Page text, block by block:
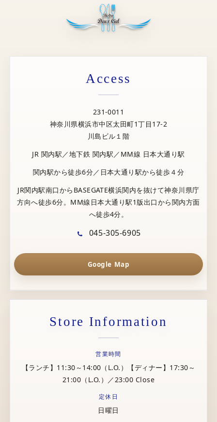
Access
231-0011
神奈川県横浜市中区太田町1丁目17-2
川島ビル１階
JR 関内駅／地下鉄 関内駅／MM線 日本大通り駅
関内駅から徒歩6分／日本大通り駅から徒歩４分
JR関内駅南口からBASEGATE横浜関内を抜けて神奈川県庁
方向へ徒歩6分。MM線日本大通り駅1版出口から関内方面
へ徒歩4分。
045-305-6905
Google Map
Store Information
営業時間
【ランチ】11:30～14:00（L.O.）【ディナー】17:30～
21:00（L.O.）／23:00 Close
定休日
日曜日